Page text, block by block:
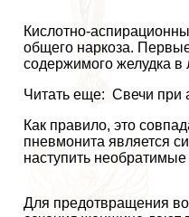
Кислотно-
общего наркоза.
содержимого желудка в
Читать еще: Свечи при
Как правило, это
пневмонита является
наступить
Для предотвращения